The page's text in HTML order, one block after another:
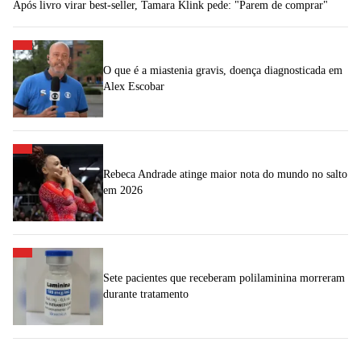
Após livro virar best-seller, Tamara Klink pede: "Parem de comprar"
O que é a miastenia gravis, doença diagnosticada em
Alex Escobar
Rebeca Andrade atinge maior nota do mundo no salto
em 2026
Sete pacientes que receberam polilaminina morreram
durante tratamento